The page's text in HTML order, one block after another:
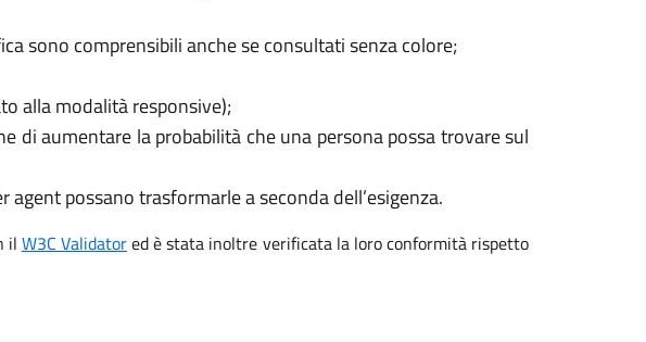
sono comprensibili anche se consultati senza colore;
alla modalità responsive);
aumentare la probabilità che una persona possa trovare sul
possano trasformarle a seconda dell’esigenza.
il W3C Validatored è stata inoltre verificata la loro conformità rispetto